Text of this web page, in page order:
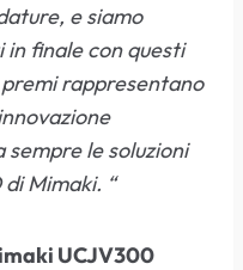
e siamo
finale con questi
rappresentano
le soluzioni
Mimaki. “
UCJV300